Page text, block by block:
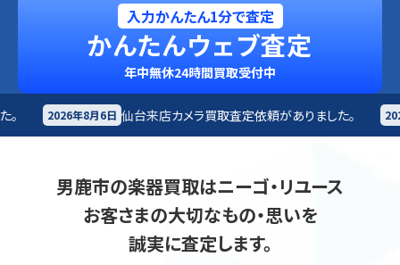
入力かんたん1分で査定
かんたんウェブ査定
年中無休24時間買取受付中
台来店 カメラ買取査定依頼がありました。 2026年8月6日 高崎来店
男鹿市の楽器買取はニーゴ・リユース
お客さまの大切なもの・思いを
誠実に査定します。